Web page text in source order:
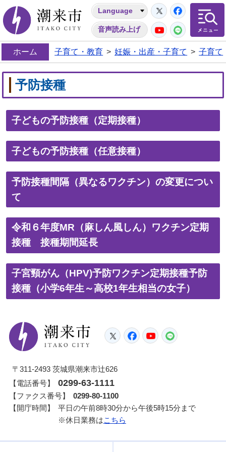
潮来市
Language
音声読み上げ
Twitter
YouTube
LINE
ホーム 子育て・教育 > 妊娠・出産・子育て > 子育て
予防接種
子どもの予防接種（定期接種）
子どもの予防接種（任意接種）
予防接種間隔（異なるワクチン）の変更につい
て
令和６年度MR（麻しん風しん）ワクチン定期
接種 接種期間延長
子宮頸がん（HPV)予防ワクチン定期接種予防
接種（小学6年生～高校1年生相当の女子）
潮来市
TwitterFacebook
YouTube
〒311-2493 茨城県潮来市辻626
【電話番号】
0299-63-1111
【ファクス番号】
0299-80-1100
【開庁時間】
平日の午前8時30分から午後5時15分まで
※休日業務はこちら